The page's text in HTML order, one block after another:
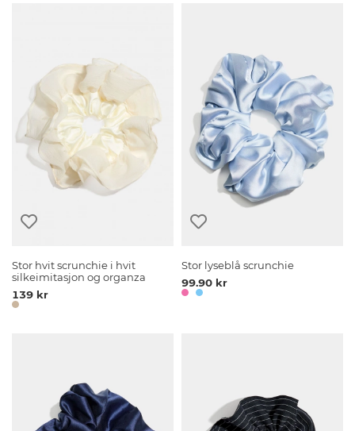
Stor hvit scrunchie i hvit
silkeimitasjon og organza
139 kr
Stor lyseblå scrunchie
99.90 kr